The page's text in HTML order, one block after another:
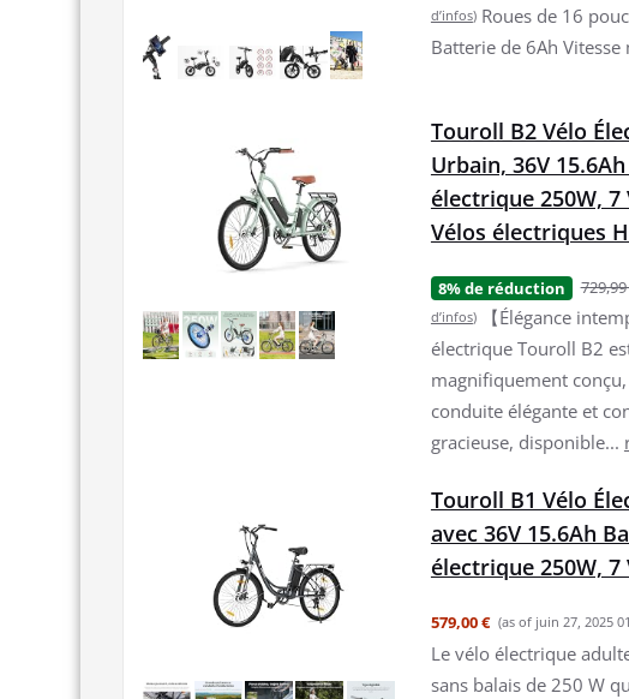
d’infos) Roues de 16
Batterie de 6Ah
Touroll B2 Vélo
Urbain, 36V
électrique 250W,
Vélos électriques
8% de réduction
d’infos)
【Élégance
électrique Touroll B2
magnifiquement
conduite élégante et
gracieuse, disponible...
Touroll B1 Vélo
avec 36V 15.6Ah
électrique 250W,
579,00 € (as of juin 27, 2025
Le vélo électrique
sans balais de 250 W